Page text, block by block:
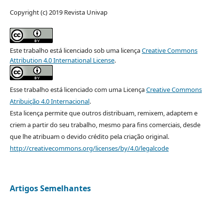
Copyright (c) 2019 Revista Univap
Este trabalho está licenciado sob uma licençaCreative Commons
Attribution 4.0 International License.
Esse trabalho está licenciado com uma LicençaCreative Commons
Atribuição 4.0 Internacional.
Esta licença permite que outros distribuam, remixem, adaptem e
criem a partir do seu trabalho, mesmo para fins comerciais, desde
que lhe atribuam o devido crédito pela criação original.
http://creativecommons.org/licenses/by/4.0/legalcode
Artigos Semelhantes